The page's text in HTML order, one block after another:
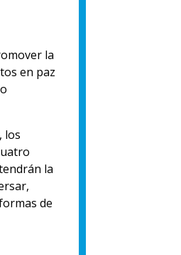
la
en paz
los
la
de